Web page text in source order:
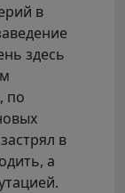
в
здесь
по
в
а